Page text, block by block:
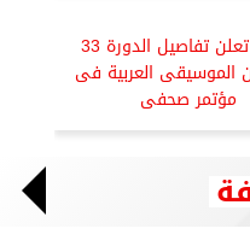
الأوبرا تعلن تفاصيل الدورة 33
الموسيقى العربية فى
مؤتمر صحفى